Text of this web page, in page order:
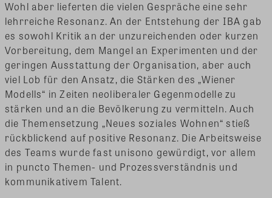
Wohl aber lieferten die vielen Gespräche eine sehr
lehrreiche Resonanz. An der Entstehung der IBA gab
es sowohl Kritik an der unzureichenden oder kurzen
Vorbereitung, dem Mangel an Experimenten und der
geringen Ausstattung der Organisation, aber auch
viel Lob für den Ansatz, die Stärken des „Wiener
Modells“ in Zeiten neoliberaler Gegenmodelle zu
stärken und an die Bevölkerung zu vermitteln. Auch
die Themensetzung „Neues soziales Wohnen“ stieß
rückblickend auf positive Resonanz. Die Arbeitsweise
des Teams wurde fast unisono gewürdigt, vor allem
in puncto Themen- und Prozessverständnis und
kommunikativem Talent.